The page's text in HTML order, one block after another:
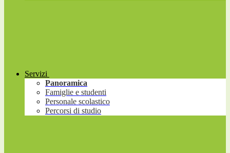
Servizi
Panoramica
Famiglie e studenti
Personale scolastico
Percorsi di studio